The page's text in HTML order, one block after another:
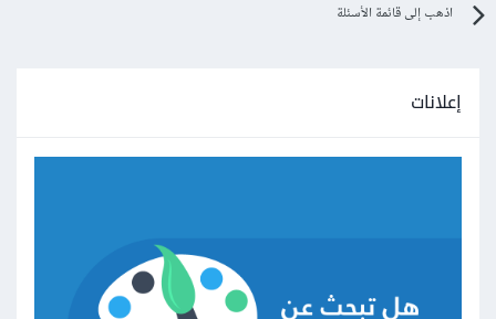
اذهب إلى قائمة الأسئلة
إعلانات